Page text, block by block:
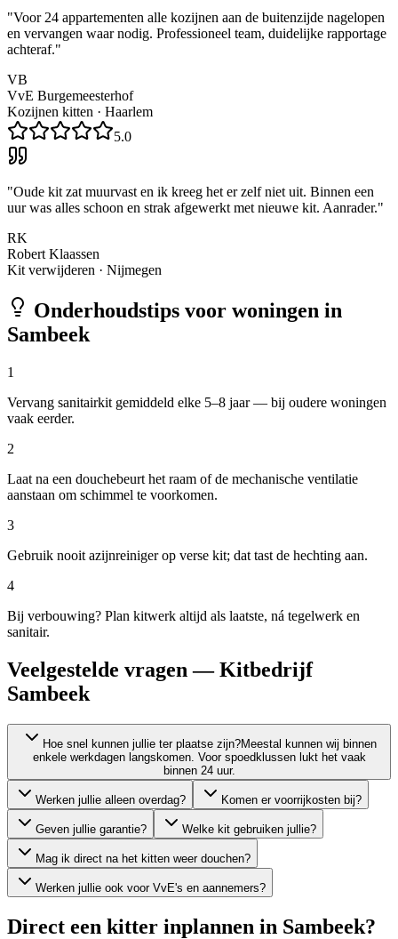
"Voor 24 appartementen alle kozijnen aan de buitenzijde nagelopen
en vervangen waar nodig. Professioneel team, duidelijke rapportage
achteraf."
VB
VvE Burgemeesterhof
Kozijnen kitten · Haarlem
5.0
"Oude kit zat muurvast en ik kreeg het er zelf niet uit. Binnen een
uur was alles schoon en strak afgewerkt met nieuwe kit. Aanrader."
RK
Robert Klaassen
Kit verwijderen · Nijmegen
Onderhoudstips voor woningen in
Sambeek
1
Vervang sanitairkit gemiddeld elke 5–8 jaar — bij oudere woningen
vaak eerder.
2
Laat na een douchebeurt het raam of de mechanische ventilatie
aanstaan om schimmel te voorkomen.
3
Gebruik nooit azijnreiniger op verse kit; dat tast de hechting aan.
4
Bij verbouwing? Plan kitwerk altijd als laatste, ná tegelwerk en
sanitair.
Veelgestelde vragen — Kitbedrijf
Sambeek
Hoe snel kunnen jullie ter plaatse zijn?Meestal kunnen wij binnen
enkele werkdagen langskomen. Voor spoedklussen lukt het vaak
binnen 24 uur.
Werken jullie alleen overdag? Komen er voorrijkosten bij?
Geven jullie garantie? Welke kit gebruiken jullie?
Mag ik direct na het kitten weer douchen?
Werken jullie ook voor VvE's en aannemers?
Direct een kitter inplannen in Sambeek?